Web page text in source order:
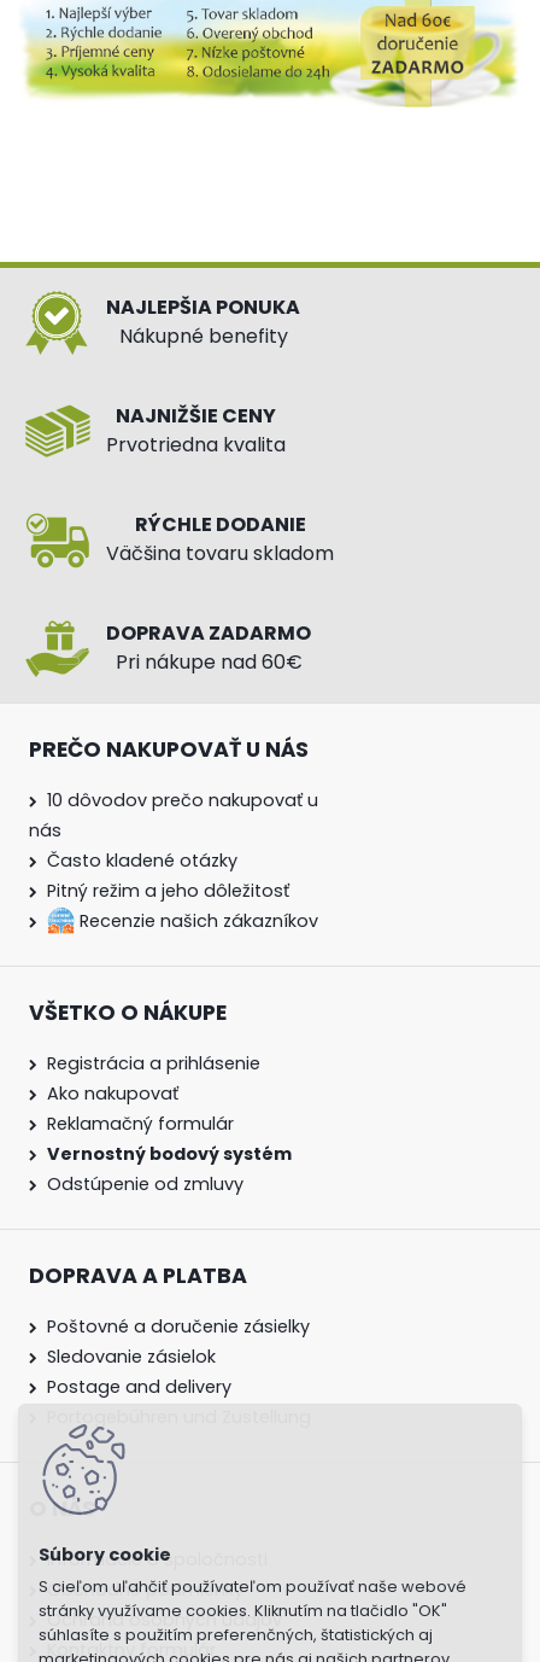
S cieľom uľahčiť používateľom používať naše webové
stránky využívame cookies. Kliknutím na tlačidlo "OK"
súhlasíte s použitím preferenčných, štatistických aj
NAJLEPŠIA PONUKA
Nákupné benefity
NAJNIŽŠIE CENY
Prvotriedna kvalita
RÝCHLE DODANIE
Väčšina tovaru skladom
DOPRAVA ZADARMO
Pri nákupe nad 60€
PREČO NAKUPOVAŤ U NÁS
10 dôvodov prečo nakupovať u
nás
Často kladené otázky
Pitný režim a jeho dôležitosť
Recenzie našich zákazníkov
VŠETKO O NÁKUPE
Registrácia a prihlásenie
Ako nakupovať
Reklamačný formulár
Vernostný bodový systém
Odstúpenie od zmluvy
DOPRAVA A PLATBA
Poštovné a doručenie zásielky
Sledovanie zásielok
Postage and delivery
O NÁS
Informácie o spoločnosti
Obchodné podmienky
Ochrana osobných údajov
Kontaktny formulár